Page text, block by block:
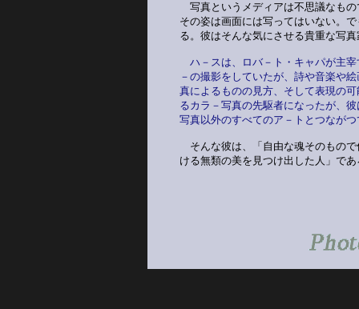
写真というメディアは不思議なも
その姿は画面には写ってはいない。
る。彼はそんな気にさせる貴重な写
ハ－スは、ロバ－ト・キャパが主
－の撮影をしていたが、詩や音楽や
真によるものの見方、そして表現の
るカラ－写真の先駆者になったが、
写真以外のすべてのア－トとつなが
そんな彼は、「自由な魂そのもの
ける無類の美を見つけ出した人」であ